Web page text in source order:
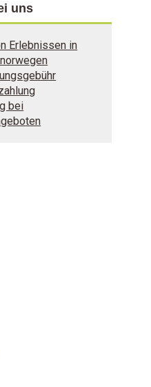
uns
Erlebnissen in
bei